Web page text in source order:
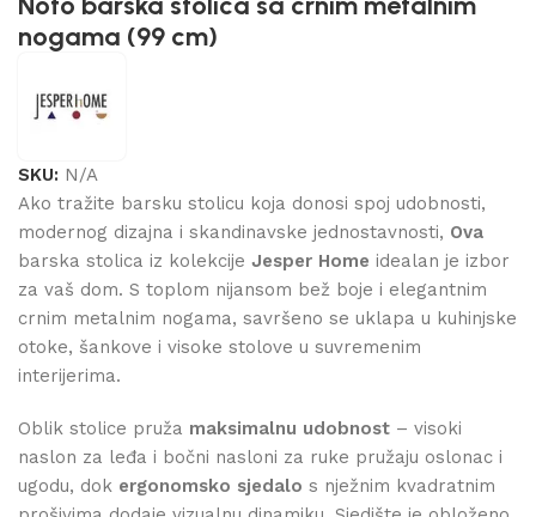
nogama (99 cm)
SKU: N/A
Ako tražite barsku stolicu koja donosi spoj udobnosti,
modernog dizajna i skandinavske jednostavnosti, Ova
barska stolica iz kolekcije Jesper Home idealan je izbor
za vaš dom. S toplom nijansom bež boje i elegantnim
crnim metalnim nogama, savršeno se uklapa u kuhinjske
otoke, šankove i visoke stolove u suvremenim
interijerima.
Oblik stolice pruža maksimalnu udobnost – visoki
naslon za leđa i bočni nasloni za ruke pružaju oslonac i
ugodu, dok ergonomsko sjedalo s nježnim kvadratnim